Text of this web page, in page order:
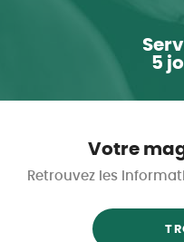
5
Votre
Retrouvez les